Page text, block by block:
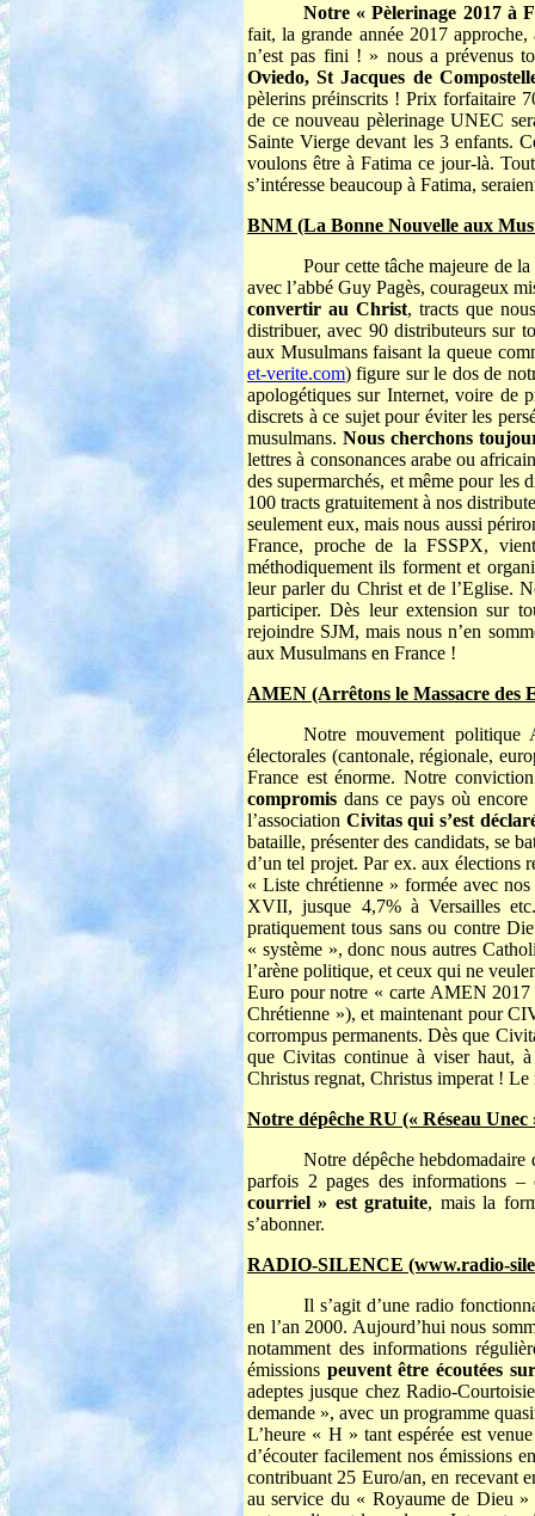
Notre « Pèlerinage 2017 à
fait, la grande année 2017
n’est pas fini ! » nous a prévenus
Oviedo, St Jacques de
pèlerins préinscrits ! Prix forfaitaire
de ce nouveau pèlerinage UNEC
Sainte Vierge devant les 3 enfants.
voulons être à Fatima ce jour-là.
s’intéresse beaucoup à Fatima,
BNM (La Bonne Nouvelle aux
Pour cette tâche majeure de
avec l’abbé Guy Pagès, courageux
convertir au Christ, tracts que
distribuer, avec 90 distributeurs sur
aux Musulmans faisant la queue
et-verite.com) figure sur le dos de
apologétiques sur Internet, voire de
discrets à ce sujet pour éviter les
musulmans. Nous cherchons
lettres à consonances arabe ou
des supermarchés, et même pour les
100 tracts gratuitement à nos
seulement eux, mais nous aussi
France, proche de la FSSPX,
méthodiquement ils forment et
leur parler du Christ et de l’Eglise.
participer. Dès leur extension sur
rejoindre SJM, mais nous n’en
aux Musulmans en France !
AMEN (Arrêtons le Massacre des
Notre mouvement politique
électorales (cantonale, régionale,
France est énorme. Notre
compromis dans ce pays où
l’association Civitas qui s’est
bataille, présenter des candidats, se
d’un tel projet. Par ex. aux élections
« Liste chrétienne » formée avec
XVII, jusque 4,7% à Versailles
pratiquement tous sans ou contre
« système », donc nous autres
l’arène politique, et ceux qui ne
Euro pour notre « carte AMEN
Chrétienne »), et maintenant pour
corrompus permanents. Dès que
que Civitas continue à viser haut,
Christus regnat, Christus imperat ! Le
Notre dépêche RU (« Réseau Unec
Notre dépêche
parfois 2 pages des informations
courriel » est gratuite, mais la
s’abonner.
RADIO-SILENCE (www.radio-
Il s’agit d’une radio
en l’an 2000. Aujourd’hui nous
notamment des informations
émissions peuvent être écoutées
adeptes jusque chez Radio-
demande », avec un programme
L’heure « H » tant espérée est
d’écouter facilement nos émissions
contribuant 25 Euro/an, en recevant
au service du « Royaume de Dieu